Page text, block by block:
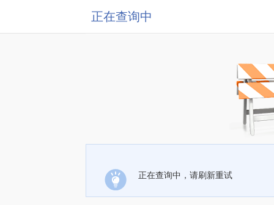
正在查询中
正在查询中，请刷新重试